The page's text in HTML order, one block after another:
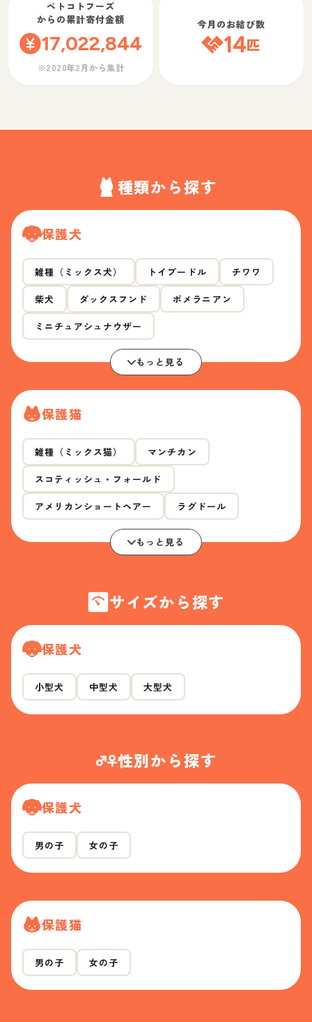
ペトコトフーズ
からの累計寄付金額
17,022,844
※2020年2月から集計
今月のお結び数
14匹
種類から探す
保護犬
雑種（ミックス犬） トイプードル チワワ
柴犬 ダックスフンド ポメラニアン
ミニチュアシュナウザー
もっと見る
保護猫
雑種（ミックス猫） マンチカン
スコティッシュ・フォールド
アメリカンショートヘアー ラグドール
もっと見る
サイズから探す
保護犬
小型犬 中型犬 大型犬
性別から探す
保護犬
男の子 女の子
保護猫
男の子 女の子